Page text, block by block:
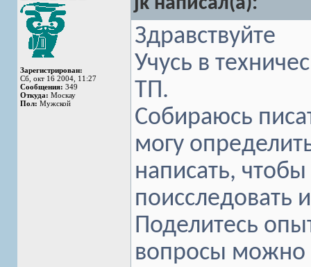
Зарегистрирован:
Сб, окт 16 2004, 11:27
Сообщения: 349
Откуда: Москау
Пол: Мужской
Здравствуйте
Учусь в
ТП.
Собираюсь
могу
написать,
поисследовать
Поделитесь
вопросы можно